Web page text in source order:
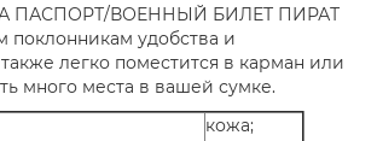
ПАСПОРТ/ВОЕННЫЙ БИЛЕТ ПИРАТ
поклонникам удобства и
легко поместится в карман или
много места в вашей сумке.
кожа;